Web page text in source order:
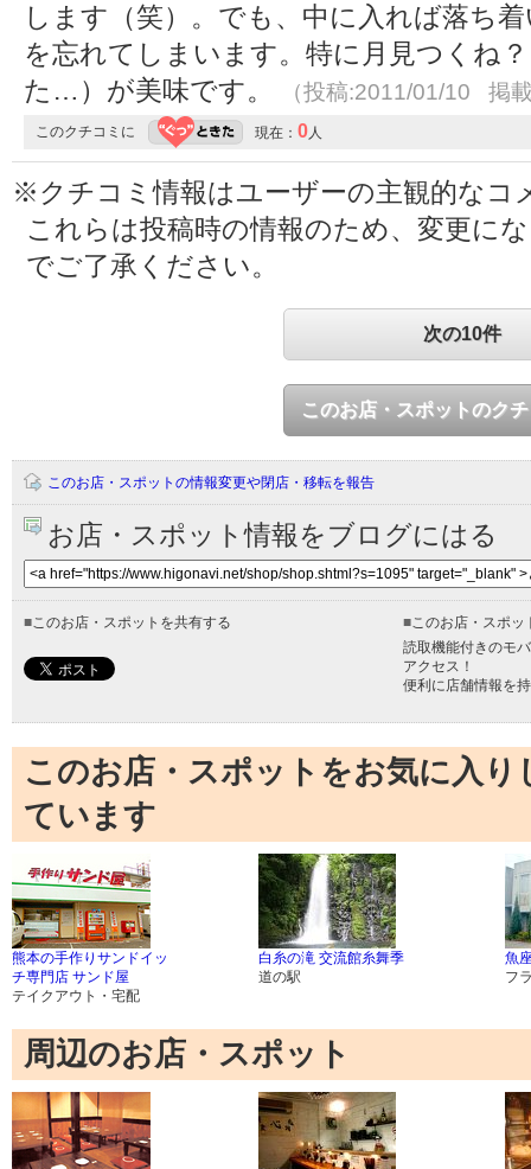
します（笑）。でも、中に入れば落ち
を忘れてしまいます。特に月見つくね
た…）が美味です。
（投稿:2011/01/10 掲
このクチコミに 現在： 0人
※クチコミ情報はユーザーの主観的なコ
これらは投稿時の情報のため、変更に
でご了承ください。
次の10件
このお店・スポットのク
このお店・スポットの情報変更や閉店・移転を報告
お店・スポット情報をブログにはる
■このお店・スポットを共有する ■このお店・スポッ
読取機能付きのモ
アクセス！
便利に店舗情報を
このお店・スポットをお気に入
ています
熊本の手作りサンドイッ
チ専門店 サンド屋
テイクアウト・宅配
白糸の滝 交流館糸舞季
道の駅
魚
フ
周辺のお店・スポット